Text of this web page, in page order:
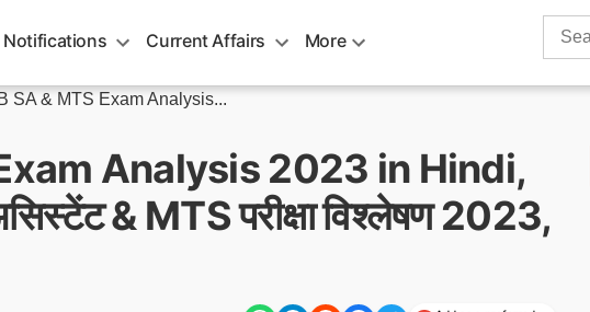
Notifications Current Affairs More
Search
IB SA & MTS Exam Analysis...
Analysis 2023 in Hindi,
& MTS परीक्षा विश्लेषण 2023,